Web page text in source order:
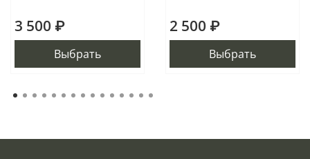
3 500 ₽
Выбрать
2 500 ₽
Выбрать